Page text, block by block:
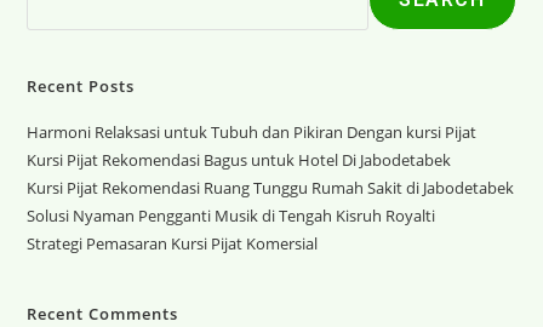
Recent Posts
Harmoni Relaksasi untuk Tubuh dan Pikiran Dengan kursi Pijat
Kursi Pijat Rekomendasi Bagus untuk Hotel Di Jabodetabek
Kursi Pijat Rekomendasi Ruang Tunggu Rumah Sakit di Jabodetabek
Solusi Nyaman Pengganti Musik di Tengah Kisruh Royalti
Strategi Pemasaran Kursi Pijat Komersial
Recent Comments